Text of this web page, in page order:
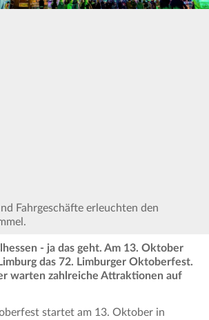
Fahrgeschäfte erleuchten den
- ja das geht. Am 13. Oktober
das 72. Limburger Oktoberfest.
warten zahlreiche Attraktionen auf
startet am 13. Oktober in